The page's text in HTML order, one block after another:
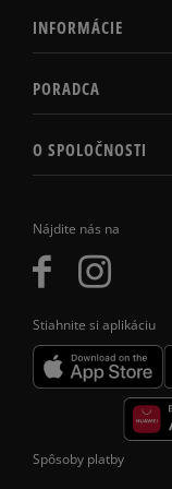
Nájdite nás na
Stiahnite si aplikáciu
INFORMÁCIE
PORADCA
O SPOLOČNOSTI
Spôsoby platby